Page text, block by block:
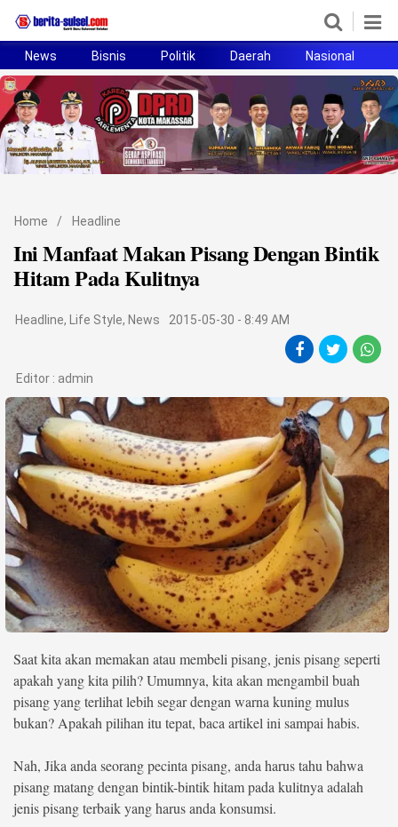
Home
News
Politik
Bisnis
Otomotif
Hukum
Life Style
Profil
Opini
Video
More
Disclaimer
News Bisnis Politik Daerah Nasional
Home / Headline
Ini Manfaat Makan Pisang Dengan Bintik
Hitam Pada Kulitnya
Headline, Life Style, News 2015-05-30 - 8:49 AM
Editor : admin
Saat kita akan memakan atau membeli pisang, jenis pisang seperti
apakah yang kita pilih? Umumnya, kita akan mengambil buah
pisang yang terlihat lebih segar dengan warna kuning mulus
bukan? Apakah pilihan itu tepat, baca artikel ini sampai habis.
Nah, Jika anda seorang pecinta pisang, anda harus tahu bahwa
pisang matang dengan bintik-bintik hitam pada kulitnya adalah
jenis pisang terbaik yang harus anda konsumsi.